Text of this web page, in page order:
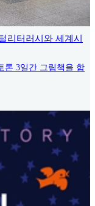
리터러시와 세계시
론 3일간 그림책을 함